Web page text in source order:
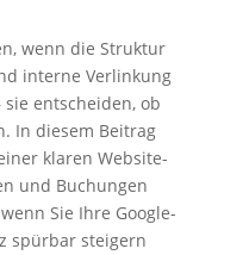
wenn die Struktur
interne Verlinkung
entscheiden, ob
In diesem Beitrag
klaren Website-
und Buchungen
Sie Ihre Google-
spürbar steigern